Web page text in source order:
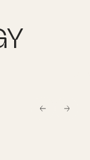
Button Text